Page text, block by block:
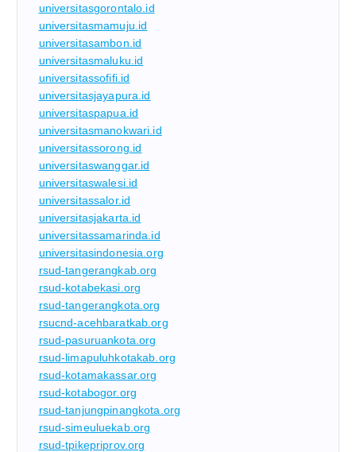
universitasgorontalo.id
universitasmamuju.id
universitasambon.id
universitasmaluku.id
universitassofifi.id
universitasjayapura.id
universitaspapua.id
universitasmanokwari.id
universitassorong.id
universitaswanggar.id
universitaswalesi.id
universitassalor.id
universitasjakarta.id
universitassamarinda.id
universitasindonesia.org
rsud-tangerangkab.org
rsud-kotabekasi.org
rsud-tangerangkota.org
rsucnd-acehbaratkab.org
rsud-pasuruankota.org
rsud-limapuluhkotakab.org
rsud-kotamakassar.org
rsud-kotabogor.org
rsud-tanjungpinangkota.org
rsud-simeuluekab.org
rsud-tpikepriprov.org